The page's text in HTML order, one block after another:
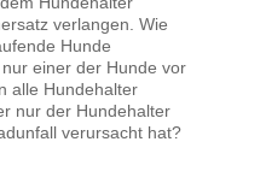
verlangen. Wie
Hunde
einer der Hunde vor
alle Hundehalter
nur der Hundehalter
verursacht hat?